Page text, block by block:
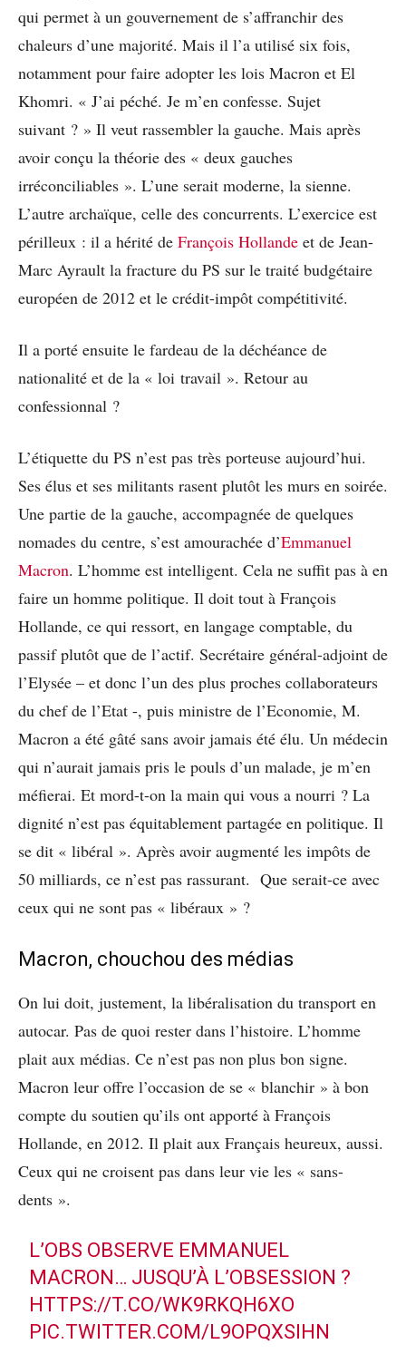
qui permet à un gouvernement de s’affranchir des
chaleurs d’une majorité. Mais il l’a utilisé six fois,
notamment pour faire adopter les lois Macron et El
Khomri. « J’ai péché. Je m’en confesse. Sujet
suivant ? » Il veut rassembler la gauche. Mais après
avoir conçu la théorie des « deux gauches
irréconciliables ». L’une serait moderne, la sienne.
L’autre archaïque, celle des concurrents. L’exercice est
périlleux : il a hérité de François Hollande et de Jean-
Marc Ayrault la fracture du PS sur le traité budgétaire
européen de 2012 et le crédit-impôt compétitivité.
Il a porté ensuite le fardeau de la déchéance de
nationalité et de la « loi travail ». Retour au
confessionnal ?
L’étiquette du PS n’est pas très porteuse aujourd’hui.
Ses élus et ses militants rasent plutôt les murs en soirée.
Une partie de la gauche, accompagnée de quelques
nomades du centre, s’est amourachée d’Emmanuel
Macron. L’homme est intelligent. Cela ne suffit pas à en
faire un homme politique. Il doit tout à François
Hollande, ce qui ressort, en langage comptable, du
passif plutôt que de l’actif. Secrétaire général-adjoint de
l’Elysée – et donc l’un des plus proches collaborateurs
du chef de l’Etat -, puis ministre de l’Economie, M.
Macron a été gâté sans avoir jamais été élu. Un médecin
qui n’aurait jamais pris le pouls d’un malade, je m’en
méfierai. Et mord-t-on la main qui vous a nourri ? La
dignité n’est pas équitablement partagée en politique. Il
se dit « libéral ». Après avoir augmenté les impôts de
50 milliards, ce n’est pas rassurant. Que serait-ce avec
ceux qui ne sont pas « libéraux » ?
Macron, chouchou des médias
On lui doit, justement, la libéralisation du transport en
autocar. Pas de quoi rester dans l’histoire. L’homme
plait aux médias. Ce n’est pas non plus bon signe.
Macron leur offre l’occasion de se « blanchir » à bon
compte du soutien qu’ils ont apporté à François
Hollande, en 2012. Il plait aux Français heureux, aussi.
Ceux qui ne croisent pas dans leur vie les « sans-
dents ».
L’OBS OBSERVE EMMANUEL
MACRON… JUSQU’À L’OBSESSION ?
HTTPS://T.CO/WK9RKQH6XO
PIC.TWITTER.COM/L9OPQXSIHN